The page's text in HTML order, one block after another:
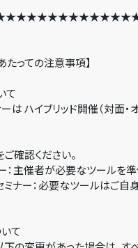
たっての注意事項】
て
は ハイブリッド開催（対面・
確認ください。
主催者が必要なツールを準
ナー：必要なツールはご自
て